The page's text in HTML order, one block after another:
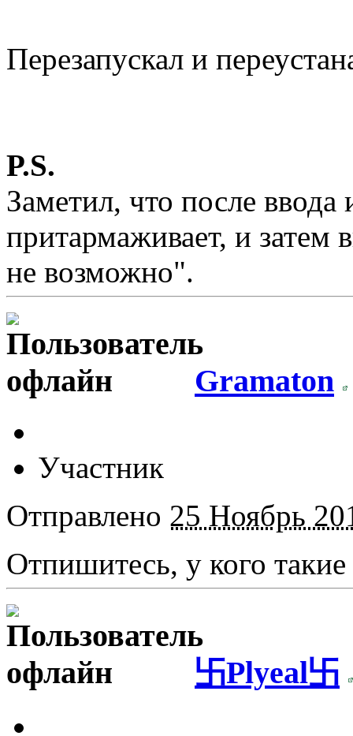
Перезапускал и
P.S.
Заметил, что после
притармаживает, и затем
не возможно".
Gramaton
Участник
Отправлено 25 Ноябрь
Отпишитесь, у кого
卐Plyeal卐